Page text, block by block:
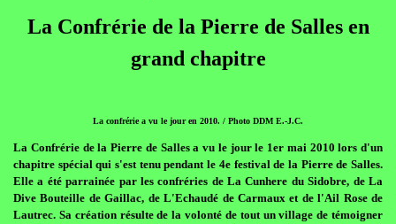
La Confrérie de la Pierre de Salles en
grand chapitre
La confrérie a vu le jour en 2010. / Photo DDM E.-J.C.
La Confrérie de la Pierre de Salles a vu le jour le 1er mai 2010 lors d'un
chapitre spécial qui s'est tenu pendant le 4e festival de la Pierre de Salles.
Elle a été parrainée par les confréries de La Cunhere du Sidobre, de La
Dive Bouteille de Gaillac, de L'Echaudé de Carmaux et de l'Ail Rose de
Lautrec. Sa création résulte de la volonté de tout un village de témoigner